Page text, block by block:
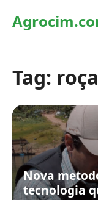
Tag:
Nova
tecnologia